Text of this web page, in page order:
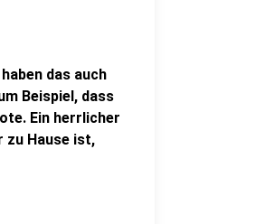
das auch
Beispiel, dass
Ein herrlicher
zu Hause ist,